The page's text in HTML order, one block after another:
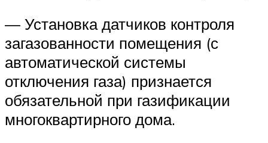
— Установка датчиков контроля
загазованности помещения (с
автоматической системы
отключения газа) признается
обязательной при газификации
многоквартирного дома.